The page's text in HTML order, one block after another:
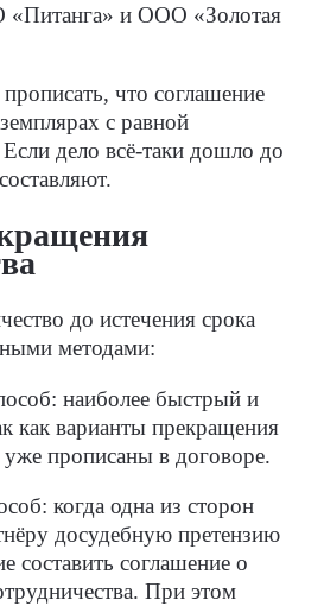
и ООО «Золотая
что соглашение
с равной
дело всё-таки дошло до
до истечения срока
методами:
наиболее быстрый и
как варианты прекращения
уже прописаны в договоре.
когда одна из сторон
досудебную претензию
составить соглашение о
При этом